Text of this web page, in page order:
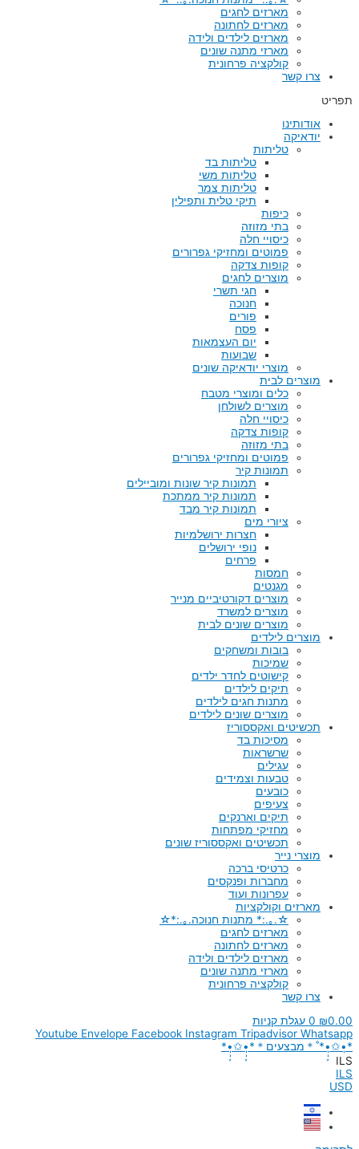
מארזים לחגים
מארזים לחתונה
מארזים לילדים ולידה
מארזי מתנה שונים
קולקציה פרחונית
צרו קשר
תפריט
אודותינו
יודאיקה
טליתות
טליתות בד
טליתות משי
טליתות צמר
תיקי טלית ותפילין
כיפות
בתי מזוזה
כיסויי חלה
פמוטים ומחזיקי גפרורים
קופות צדקה
מוצרים לחגים
חגי תשרי
חנוכה
פורים
פסח
יום העצמאות
שבועות
מוצרי יודאיקה שונים
מוצרים לבית
כלים ומוצרי מטבח
מוצרים לשולחן
כיסויי חלה
קופות צדקה
בתי מזוזה
פמוטים ומחזיקי גפרורים
תמונות קיר
תמונות קיר שונות ומוביילים
תמונות קיר ממתכת
תמונות קיר מבד
ציורי מים
חצרות ירושלמיות
נופי ירושלים
פרחים
חמסות
מגנטים
מוצרים דקורטיביים מנייר
מוצרים למשרד
מוצרים שונים לבית
מוצרים לילדים
בובות ומשחקים
שמיכות
קישוטים לחדר ילדים
תיקים לילדים
מתנות חגים לילדים
מוצרים שונים לילדים
תכשיטים ואקססוריז
מסיכות בד
שרשראות
עגילים
טבעות וצמידים
כובעים
צעיפים
תיקים וארנקים
מחזיקי מפתחות
תכשיטים ואקססוריז שונים
מוצרי נייר
כרטיסי ברכה
מחברות ופנקסים
עפרונות ועוד
מארזים וקולקציות
☆.｡.:* מתנות חנוכה.｡.:*☆
מארזים לחגים
מארזים לחתונה
מארזים לילדים ולידה
מארזי מתנה שונים
קולקציה פרחונית
צרו קשר
₪0.00
0 עגלת קניות
Youtube Envelope Facebook Instagram Tripadvisor Whatsapp
*•̩̩͙✩•̩̩͙*˚＊מבצעים＊*•̩̩͙✩•̩̩͙*
ILS
ILS
USD